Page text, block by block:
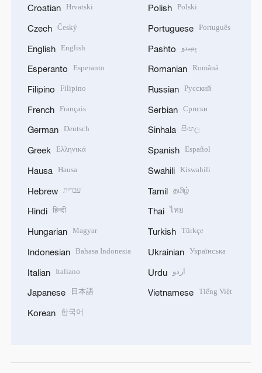
Croatian Hrvatski
Czech Český
English English
Esperanto Esperanto
Filipino Filipino
French Français
German Deutsch
Greek Ελληνικά
Hausa Hausa
Hebrew עברית
Hindi हिन्दी
Hungarian Magyar
Indonesian Bahasa Indonesia
Italian Italiano
Japanese 日本語
Korean 한국어
Polish Polski
Portuguese Português
Pashto پښتو
Romanian Română
Russian Русский
Serbian Српски
Sinhala සිංහල
Spanish Español
Swahili Kiswahili
Tamil தமிழ்
Thai ไทย
Turkish Türkçe
Ukrainian Українська
Urdu اردو
Vietnamese Tiếng Việt